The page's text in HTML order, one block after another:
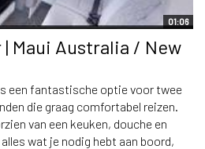
01:06
Maui Australia / New
een fantastische optie voor twee
die graag comfortabel reizen.
van een keuken, douche en
wat je nodig hebt aan boord,